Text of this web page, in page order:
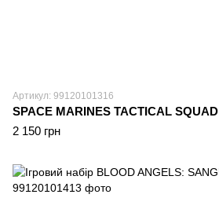
Артикул: 99120101316
SPACE MARINES TACTICAL SQUAD
2 150 грн